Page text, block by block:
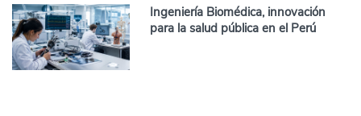
Ingeniería Biomédica, innovación
para la salud pública en el Perú